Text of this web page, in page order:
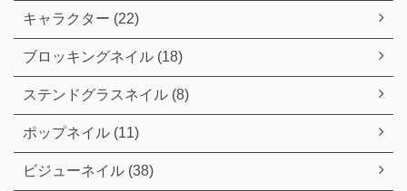
キャラクター (22)
ブロッキングネイル (18)
ステンドグラスネイル (8)
ポップネイル (11)
ビジューネイル (38)